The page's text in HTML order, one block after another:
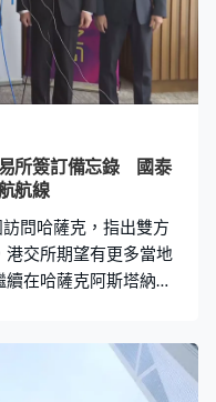
所簽訂備忘錄 國泰
航線
問哈薩克，指出雙方
交所期望有更多當地
在哈薩克阿斯塔納參
班，每周三班。隨同出
與哈薩克金融機構及